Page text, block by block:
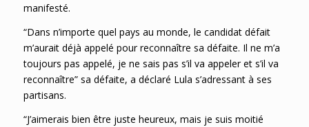
manifesté.
“Dans n’importe quel pays au monde, le candidat défait
m’aurait déjà appelé pour reconnaître sa défaite. Il ne m’a
toujours pas appelé, je ne sais pas s’il va appeler et s’il va
reconnaître” sa défaite, a déclaré Lula s’adressant à ses
partisans.
“J’aimerais bien être juste heureux, mais je suis moitié